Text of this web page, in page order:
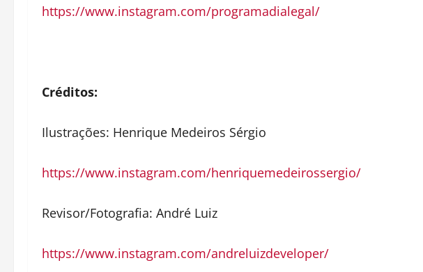
https://www.instagram.com/programadialegal/
Créditos:
Ilustrações: Henrique Medeiros Sérgio
https://www.instagram.com/henriquemedeirossergio/
Revisor/Fotografia: André Luiz
https://www.instagram.com/andreluizdeveloper/